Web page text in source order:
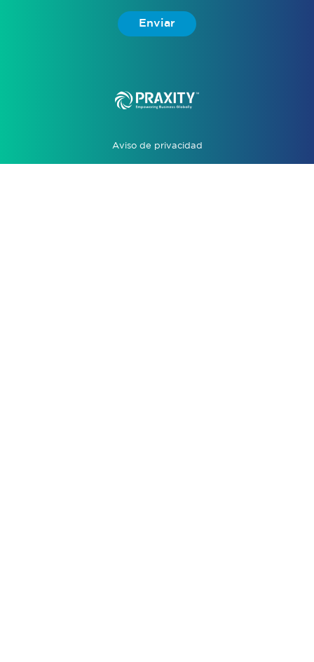
Enviar
Aviso de privacidad